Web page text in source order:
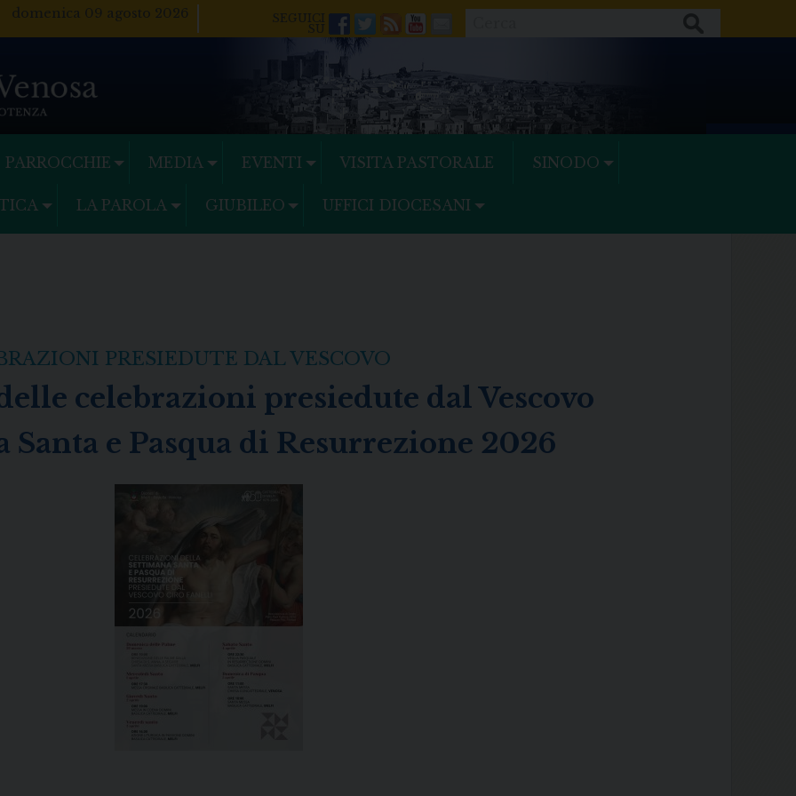
domenica 09 agosto 2026
Facebook
Twitter
FeedsYoutube
Mail
PARROCCHIE MEDIA EVENTI VISITA PASTORALE SINODO
LA PAROLA GIUBILEO UFFICI DIOCESANI
PRESIEDUTE DAL VESCOVO
celebrazioni presiedute dal Vescovo
Santa e Pasqua di Resurrezione 2026